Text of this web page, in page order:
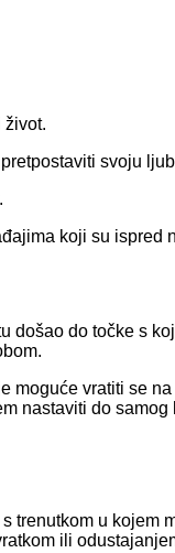
život.
svoju
koji su ispred
došao do točke s
moguće vratiti se
nastaviti do samog
trenutkom u kojem
ili